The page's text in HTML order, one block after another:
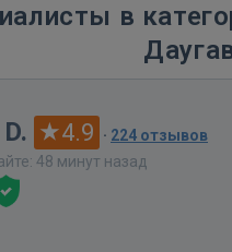
в
4.9 · 224 отзывов
48 минут назад